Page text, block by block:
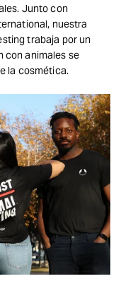
Junto con
nuestra
trabaja por un
con animales se
la cosmética.